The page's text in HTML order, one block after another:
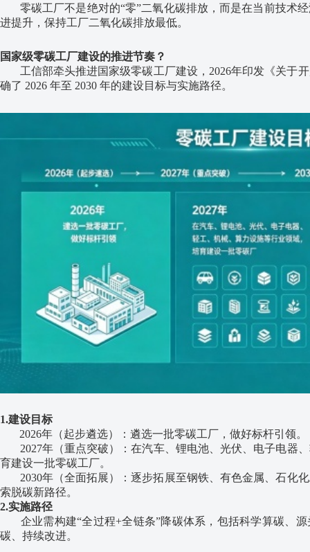
零碳工厂不是绝对的“零”二氧化碳排放，而是在当前技术
进提升，保持工厂二氧化碳排放最低。
国家级零碳工厂建设的推进节奏？
工信部牵头推进国家级零碳工厂建设，2026年印发《关于
确了 2026 年至 2030 年的建设目标与实施路径‌。
1.建设目标
‌2026年（起步遴选）‌：遴选一批零碳工厂，做好标杆引领。
‌2027年（重点突破）‌：在‌汽车、锂电池、光伏、电子电器
育建设一批零碳工厂。
‌2030年（全面拓展）‌：逐步拓展至‌钢铁、有色金属、石化
索脱碳新路径。
2.实施路径
企业需构建“全过程+全链条”降碳体系，包括科学算碳、‌源
碳‌、持续改进‌。